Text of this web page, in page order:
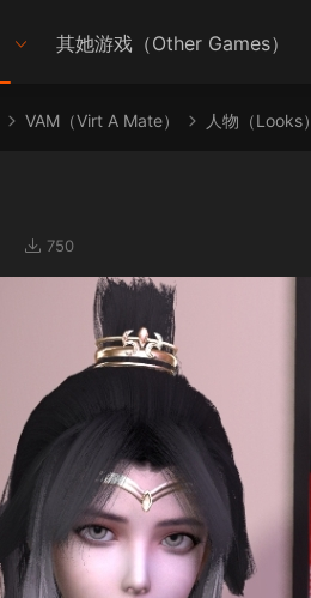
其她游戏（Other Games）
VAM（Virt A Mate） 人物（Looks）
750